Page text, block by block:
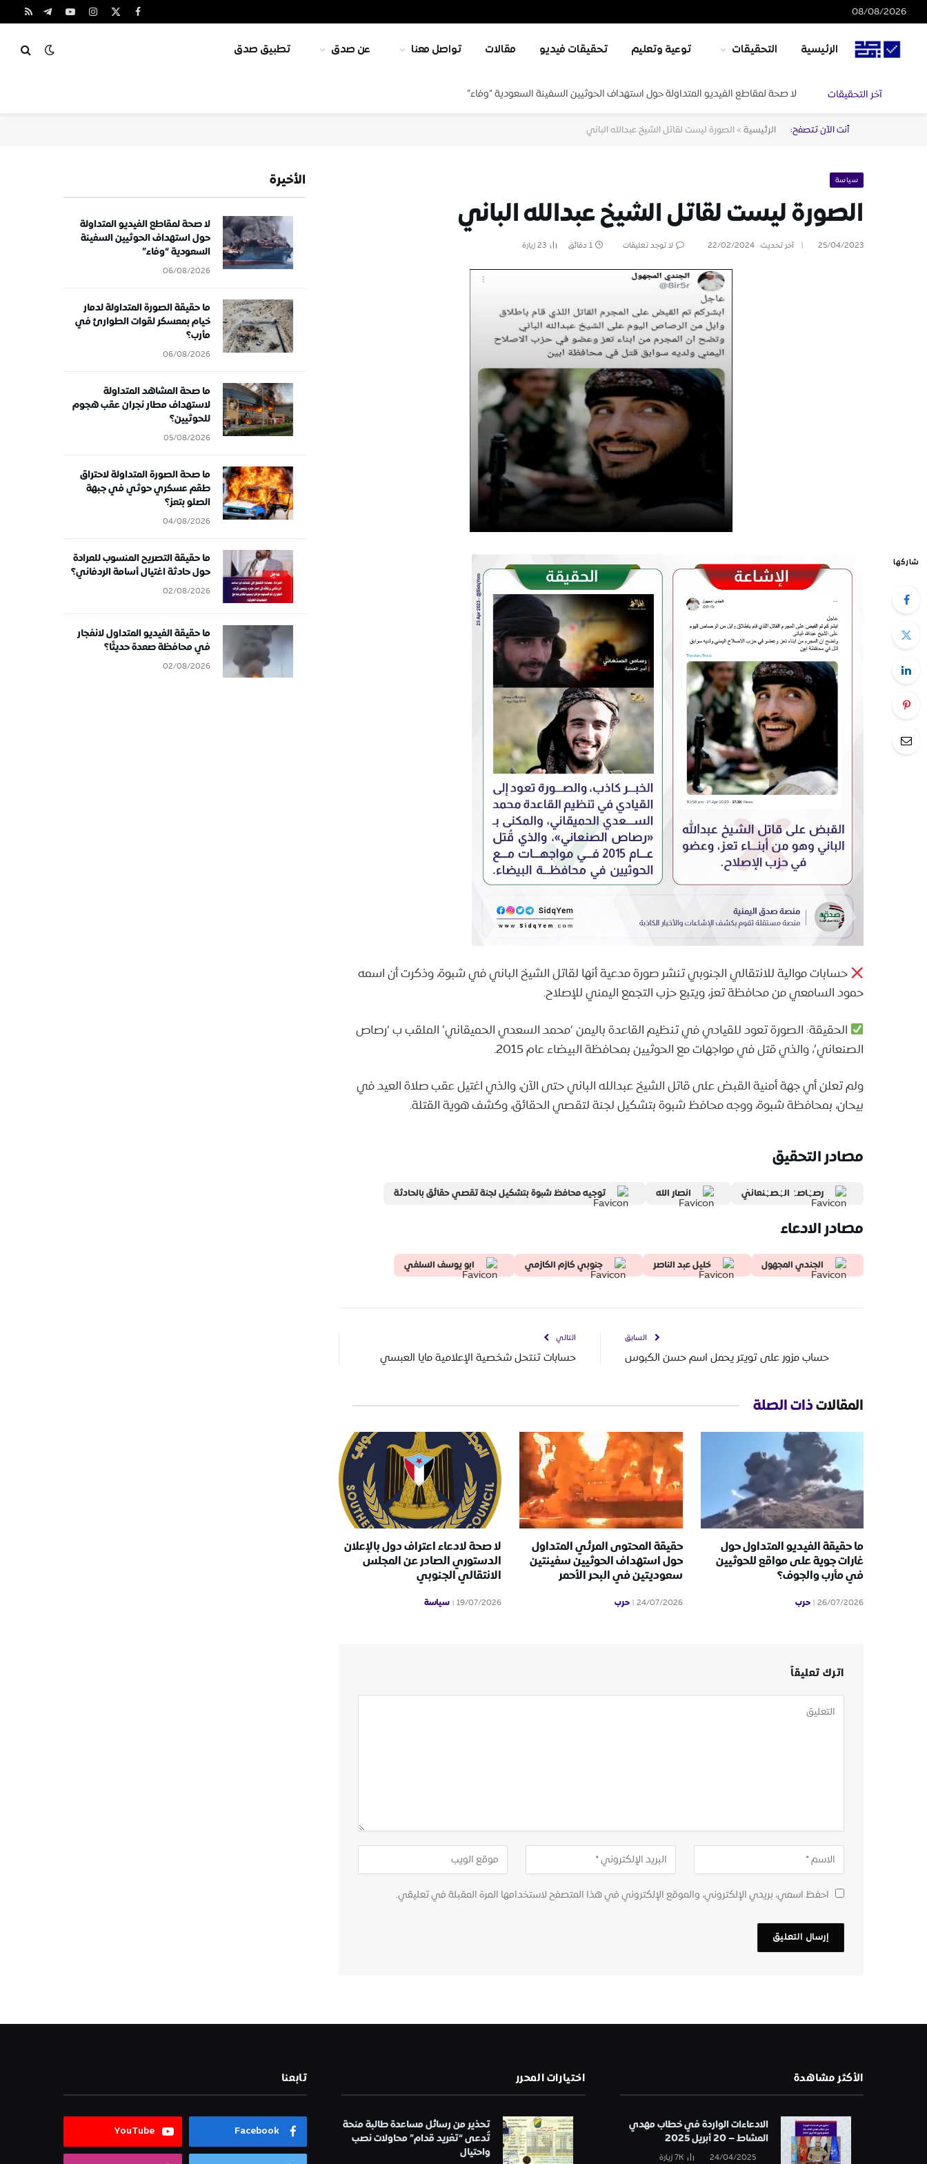
08/08/2026 فيسبوك
X
الانستغراميوتيوبتيلقرامRSS
الرئيسية التحقيقات توعية وتعليم تحقيقات فيديو مقالات تواصل معنا عن صدق تطبيق صدق
آخر التحقيقات لا صحة لمقاطع الفيديو المتداولة حول استهداف الحوثيين السفينة السعودية “وفاء”
أنت الآن تتصفح: الرئيسية» الصورة ليست لقاتل الشيخ عبدالله الباني
سياسة
الصورة ليست لقاتل الشيخ عبدالله الباني
25/04/2023 آخر تحديث: 22/02/2024 لا توجد تعليقات 1 دقائق 23زيارة
شاركها
حسابات موالية للانتقالي الجنوبي تنشر صورة مدعية أنها لقاتل الشيخ الباني في شبوة، وذكرت أن اسمه
حمود السامعي من محافظة تعز، ويتبع حزب التجمع اليمني للإصلاح.
الحقيقة: الصورة تعود للقيادي في تنظيم القاعدة باليمن ‘محمد السعدي الحميقاني’ الملقب ب ‘رصاص
الصنعاني’، والذي قتل في مواجهات مع الحوثيين بمحافظة البيضاء عام 2015.
ولم تعلن أي جهة أمنية القبض على قاتل الشيخ عبدالله الباني حتى الآن، والذي اغتيل عقب صلاة العيد في
بيحان، بمحافظة شبوة، ووجه محافظ شبوة بتشكيل لجنة لتقصي الحقائق، وكشف هوية القتلة.
مصادر التحقيق
رصہٰاصہٰ الہٰصہٰنعانيٰ انصار الله توجيه محافظ شبوة بتشكيل لجنة تقصي حقائق بالحادثة
مصادر الادعاء
الجندي المجهول خليل عبد الناصر جنوبي كازم الكازمي ابو يوسف السلفي
السابق
حساب مزور على تويتر يحمل اسم حسن الكبوس
التالي
حسابات تنتحل شخصية الإعلامية مايا العبسي
المقالاتذات الصلة
ما حقيقة الفيديو المتداول حول
غارات جوية على مواقع للحوثيين
في مأرب والجوف؟
26/07/2026 حرب
حقيقة المحتوى المرئي المتداول
حول استهداف الحوثيين سفينتين
سعوديتين في البحر الأحمر
24/07/2026 حرب
لا صحة لادعاء اعتراف دول بالإعلان
الدستوري الصادر عن المجلس
الانتقالي الجنوبي
19/07/2026 سياسة
اترك تعليقاً
احفظ اسمي، بريدي الإلكتروني، والموقع الإلكتروني في هذا المتصفح لاستخدامها المرة المقبلة في تعليقي.
الأخيرة
لا صحة لمقاطع الفيديو المتداولة
حول استهداف الحوثيين السفينة
السعودية “وفاء”
06/08/2026
ما حقيقة الصورة المتداولة لدمار
خيام بمعسكر لقوات الطوارئ في
مأرب؟
06/08/2026
ما صحة المشاهد المتداولة
لاستهداف مطار نجران عقب هجوم
للحوثيين؟
05/08/2026
ما صحة الصورة المتداولة لاحتراق
طقم عسكري حوثي في جبهة
الصلو بتعز؟
04/08/2026
ما حقيقة التصريح المنسوب للعرادة
حول حادثة اغتيال أسامة الردفاني؟
02/08/2026
ما حقيقة الفيديو المتداول لانفجار
في محافظة صعدة حديثًا؟
02/08/2026
الأكثر مشاهدة
الادعاءات الواردة في خطاب مهدي
المشاط – 20 أبريل 2025
24/04/2025
7Kزيارة
اختيارات المحرر
تحذير من رسائل مساعدة طالبة منحة
تُدعى “تغريد قدام” محاولات نصب
واحتيال
تابعنا
Facebook
YouTube